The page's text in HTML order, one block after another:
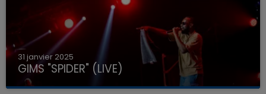
31 janvier 2025
GIMS "SPIDER" (LIVE)